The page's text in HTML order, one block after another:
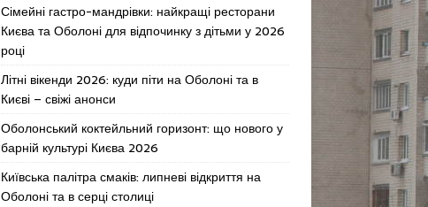
Сімейні гастро-мандрівки: найкращі ресторани
Києва та Оболоні для відпочинку з дітьми у 2026
році
Літні вікенди 2026: куди піти на Оболоні та в
Києві – свіжі анонси
Оболонський коктейльний горизонт: що нового у
барній культурі Києва 2026
Київська палітра смаків: липневі відкриття на
Оболоні та в серці столиці